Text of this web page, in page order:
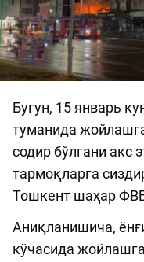
Бугун, 15 январь
туманида
содир бўлгани акс
тармоқларга
Тошкент шаҳар
Аниқланишича,
кўчасида